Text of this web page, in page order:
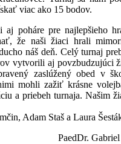
viac ako 15 bodov.
poháre pre najlepšieho
že naši žiaci hrali
náš deň. Celý turnaj
vytvorili aj povzbudzujúci
zaslúžený obed v
mohli zažiť krásne
a priebeh turnaja. Našim
Adam Staš a Laura
PaedDr.